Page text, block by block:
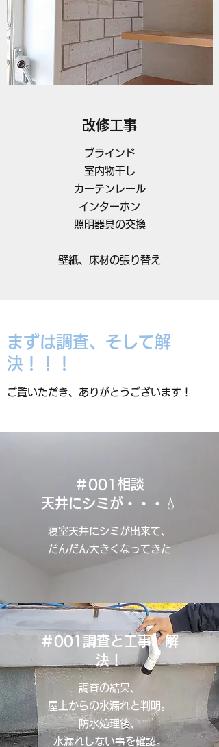
改修工事
ブラインド
室内物干し
カーテンレール
インターホン
照明器具の交換
壁紙、床材の張り替え
まずは調査、そして解
決！！！
ご覧いただき、ありがとうございます！
＃001相談
天井にシミが・・・ 💧
寝室天井にシミが出来て、
だんだん大きくなってきた
＃001調査と工事、解
決！
調査の結果、
屋上からの水漏れと判明。
防水処理後、
水漏れしない事を確認。